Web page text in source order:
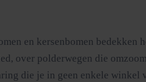
en kersenbomen bedekken
over polderwegen die
die je in geen enkele winkel